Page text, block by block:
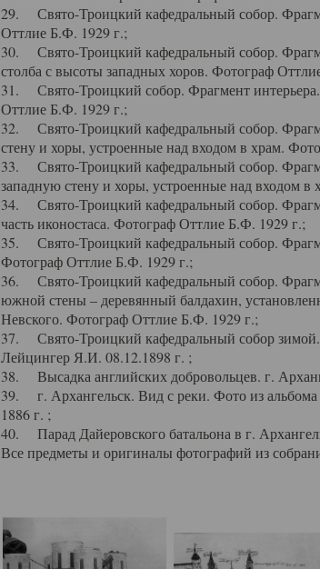
29. Свято-Троицкий кафедральный собор.
Оттлие Б.Ф. 1929 г.;
30. Свято-Троицкий кафедральный собор.
столба с высоты западных хоров. Фотограф
31. Свято-Троицкий собор. Фрагмент интерьера.
Оттлие Б.Ф. 1929 г.;
32. Свято-Троицкий кафедральный собор.
стену и хоры, устроенные над входом в храм.
33. Свято-Троицкий кафедральный собор.
западную стену и хоры, устроенные над входом
34. Свято-Троицкий кафедральный собор.
часть иконостаса. Фотограф Оттлие Б.Ф. 1929 г.;
35. Свято-Троицкий кафедральный собор.
Фотограф Оттлие Б.Ф. 1929 г.;
36. Свято-Троицкий кафедральный собор.
южной стены – деревянный балдахин,
Невского. Фотограф Оттлие Б.Ф. 1929 г.;
37. Свято-Троицкий кафедральный собор
Лейцингер Я.И. 08.12.1898 г. ;
38. Высадка английских добровольцев. г.
39. г. Архангельск. Вид с реки. Фото из
1886 г. ;
40. Парад Дайеровского батальона в г.
Все предметы и оригиналы фотографий из